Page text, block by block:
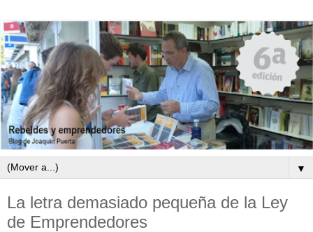
▼
La letra demasiado pequeña de la Ley
de Emprendedores